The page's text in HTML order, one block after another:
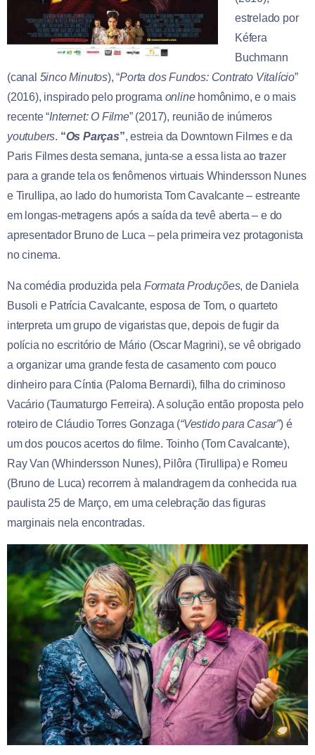
estrelado por
Kéfera
Buchmann
(canal 5inco Minutos), “Porta dos Fundos: Contrato Vitalício”
(2016), inspirado pelo programa onlinehomônimo, e o mais
recente “Internet: O Filme” (2017), reunião de inúmeros
youtubers. “Os Parças”, estreia da Downtown Filmes e da
Paris Filmes desta semana, junta-se a essa lista ao trazer
para a grande tela os fenômenos virtuais Whindersson Nunes
e Tirullipa, ao lado do humorista Tom Cavalcante – estreante
em longas-metragens após a saída da tevê aberta – e do
apresentador Bruno de Luca – pela primeira vez protagonista
no cinema.
Na comédia produzida pela Formata Produções, de Daniela
Busoli e Patrícia Cavalcante, esposa de Tom, o quarteto
interpreta um grupo de vigaristas que, depois de fugir da
polícia no escritório de Mário (Oscar Magrini), se vê obrigado
a organizar uma grande festa de casamento com pouco
dinheiro para Cíntia (Paloma Bernardi), filha do criminoso
Vacário (Taumaturgo Ferreira). A solução então proposta pelo
roteiro de Cláudio Torres Gonzaga (“Vestido para Casar”) é
um dos poucos acertos do filme. Toinho (Tom Cavalcante),
Ray Van (Whindersson Nunes), Pilôra (Tirullipa) e Romeu
(Bruno de Luca) recorrem à malandragem da conhecida rua
paulista 25 de Março, em uma celebração das figuras
marginais nela encontradas.